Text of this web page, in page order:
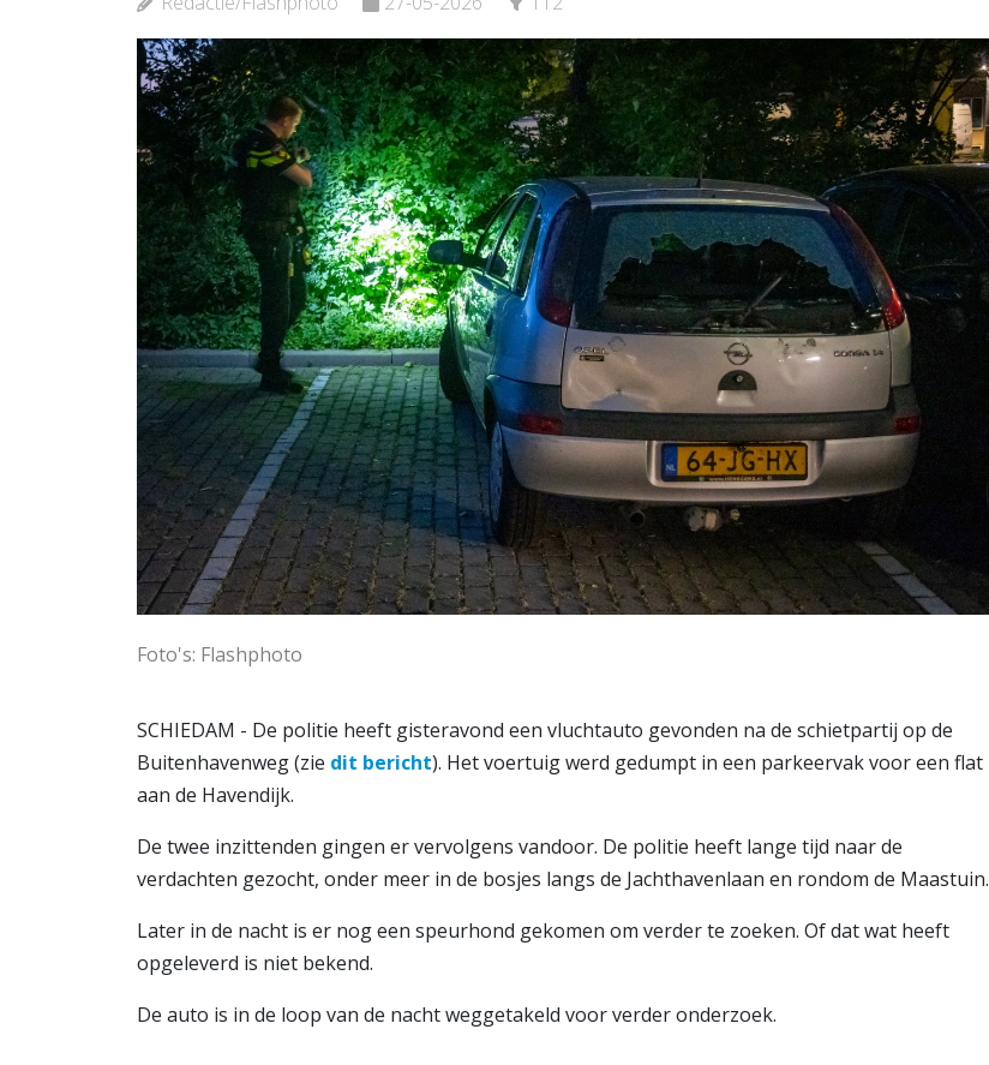
Foto's: Flashphoto
SCHIEDAM - De politie heeft gisteravond een vluchtauto gevonden na de schietpartij op de
Buitenhavenweg (zie dit bericht). Het voertuig werd gedumpt in een parkeervak voor een flat
aan de Havendijk.
De twee inzittenden gingen er vervolgens vandoor. De politie heeft lange tijd naar de
verdachten gezocht, onder meer in de bosjes langs de Jachthavenlaan en rondom de Maastuin.
Later in de nacht is er nog een speurhond gekomen om verder te zoeken. Of dat wat heeft
opgeleverd is niet bekend.
De auto is in de loop van de nacht weggetakeld voor verder onderzoek.
Bekijk de pagina Bekijk de pagina